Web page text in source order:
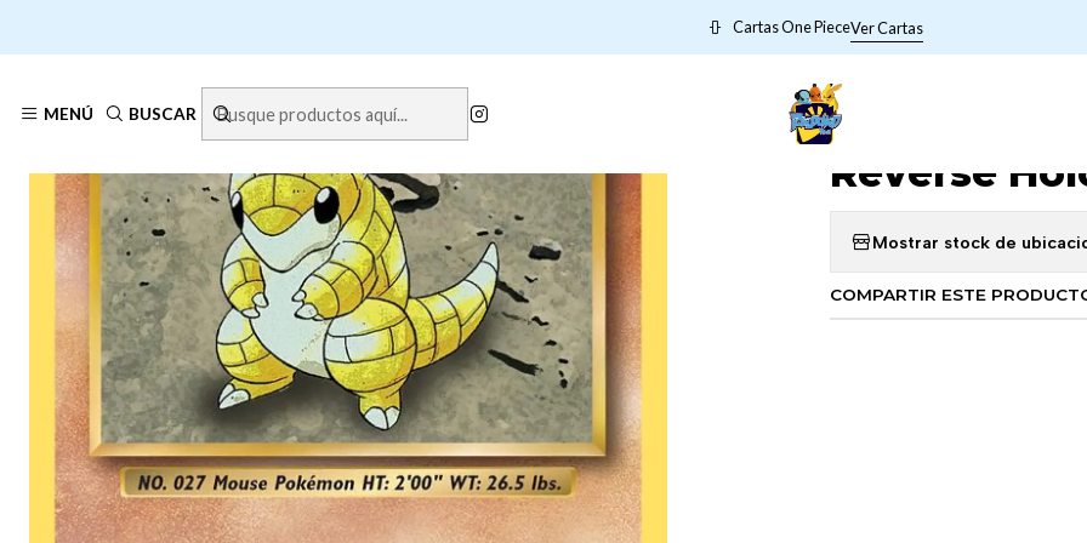
MENÚ BUSCAR
Cartas One PieceVer Cartas
POKEMON VIEJITOS Sandshrew - 54/108 - Evolutions - Reverse
|
Sandshrew
Reverse
Mostrar stock de
COMPARTIR ESTE